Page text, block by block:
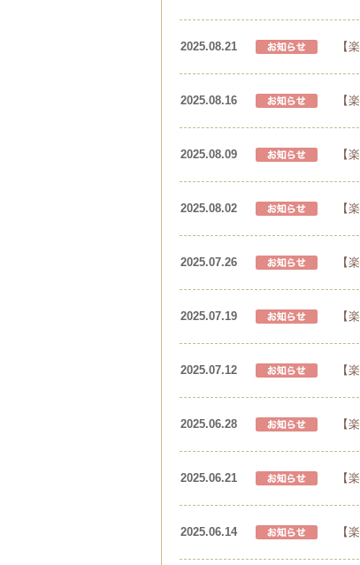
2025.08.21 【
2025.08.16 【
2025.08.09 【
2025.08.02 【
2025.07.26 【
2025.07.19 【
2025.07.12 【
2025.06.28 【
2025.06.21 【
2025.06.14 【